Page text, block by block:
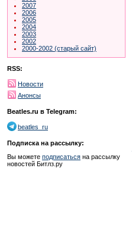
2007
2006
2005
2004
2003
2002
2000-2002 (старый сайт)
RSS:
Новости
Анонсы
Beatles.ru в Telegram:
beatles_ru
Подписка на рассылку:
Вы можете подписаться на рассылку
новостей Битлз.ру